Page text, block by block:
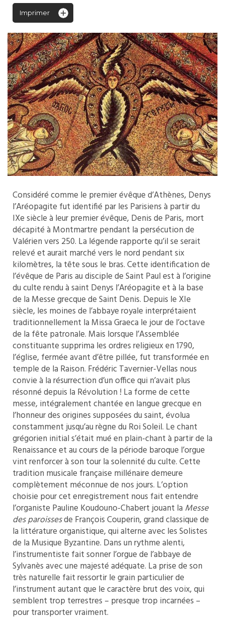
Imprimer
Considéré comme le premier évêque d’Athènes, Denys
l’Aréopagite fut identifié par les Parisiens à partir du
IXe siècle à leur premier évêque, Denis de Paris, mort
décapité à Montmartre pendant la persécution de
Valérien vers 250. La légende rapporte qu’il se serait
relevé et aurait marché vers le nord pendant six
kilomètres, la tête sous le bras. Cette identification de
l’évêque de Paris au disciple de Saint Paul est à l’origine
du culte rendu à saint Denys l’Aréopagite et à la base
de la Messe grecque de Saint Denis. Depuis le XIe
siècle, les moines de l’abbaye royale interprétaient
traditionnellement la Missa Graeca le jour de l’octave
de la fête patronale. Mais lorsque l’Assemblée
constituante supprima les ordres religieux en 1790,
l’église, fermée avant d’être pillée, fut transformée en
temple de la Raison. Frédéric Tavernier-Vellas nous
convie à la résurrection d’un office qui n’avait plus
résonné depuis la Révolution ! La forme de cette
messe, intégralement chantée en langue grecque en
l’honneur des origines supposées du saint, évolua
constamment jusqu’au règne du Roi Soleil. Le chant
grégorien initial s’était mué en plain-chant à partir de la
Renaissance et au cours de la période baroque l’orgue
vint renforcer à son tour la solennité du culte. Cette
tradition musicale française millénaire demeure
complètement méconnue de nos jours. L’option
choisie pour cet enregistrement nous fait entendre
l’organiste Pauline Koudouno-Chabert jouant la Messe
des paroissesde François Couperin, grand classique de
la littérature organistique, qui alterne avec les Solistes
de la Musique Byzantine. Dans un rythme alenti,
l’instrumentiste fait sonner l’orgue de l’abbaye de
Sylvanès avec une majesté adéquate. La prise de son
très naturelle fait ressortir le grain particulier de
l’instrument autant que le caractère brut des voix, qui
semblent trop terrestres – presque trop incarnées –
pour transporter vraiment.